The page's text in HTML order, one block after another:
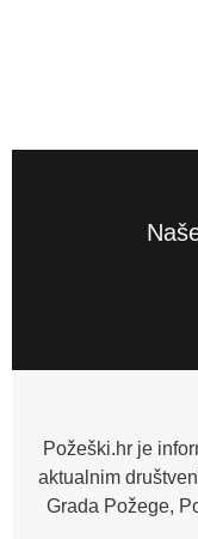
Požeški.hr je
aktualnim
Grada Požege,